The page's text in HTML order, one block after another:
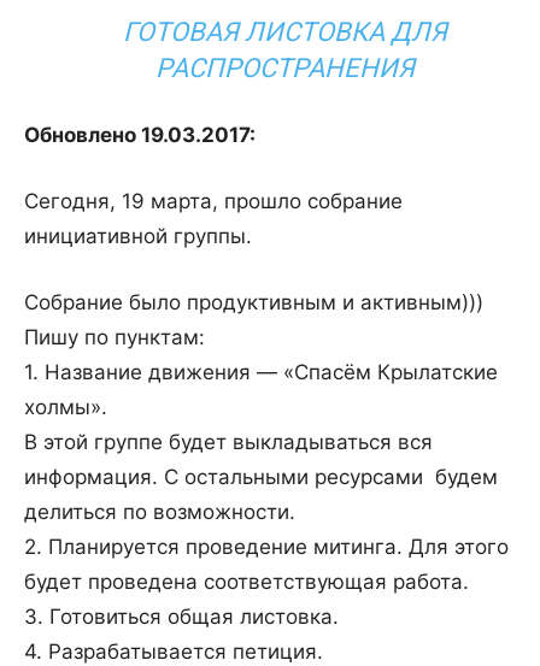
ГОТОВАЯ ЛИСТОВКА ДЛЯ
РАСПРОСТРАНЕНИЯ
Обновлено 19.03.2017:
Сегодня, 19 марта, прошло собрание
инициативной группы.
Собрание было продуктивным и активным)))
Пишу по пунктам:
1. Название движения — «Спасём Крылатские
холмы».
В этой группе будет выкладываться вся
информация. С остальными ресурсами будем
делиться по возможности.
2. Планируется проведение митинга. Для этого
будет проведена соответствующая работа.
3. Готовиться общая листовка.
4. Разрабатывается петиция.